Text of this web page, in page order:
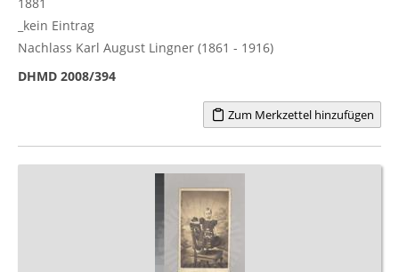
_kein Eintrag
Nachlass Karl August Lingner (1861 - 1916)
DHMD 2008/394
Zum Merkzettel hinzufügen